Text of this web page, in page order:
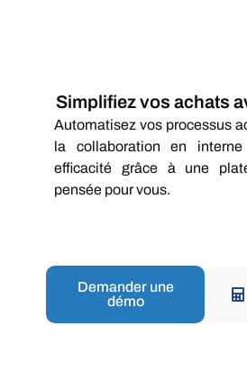
Simplifiez vos achats
Automatisez vos processus
la collaboration en
efficacité grâce à une
pensée pour vous.
Demander une
démo